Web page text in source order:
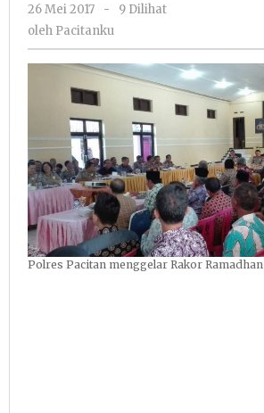
26 Mei 2017
oleh
Pacitanku
-
9 Dilihat
oleh Pacitanku
Polres Pacitan menggelar Rakor